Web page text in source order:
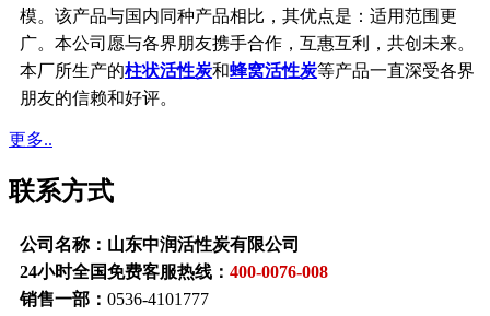
模。该产品与国内同种产品相比，其优点是：适用范围更
广。本公司愿与各界朋友携手合作，互惠互利，共创未来。
本厂所生产的柱状活性炭和蜂窝活性炭等产品一直深受各界
朋友的信赖和好评。
更多..
联系方式
公司名称：山东中润活性炭有限公司
24小时全国免费客服热线： 400-0076-008
销售一部： 0536-4101777